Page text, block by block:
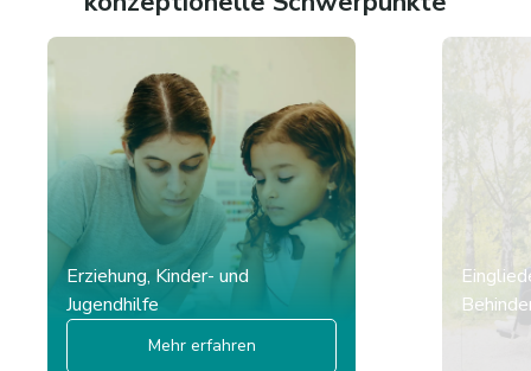
Erziehung, Kinder- und
Jugendhilfe
Mehr erfahren